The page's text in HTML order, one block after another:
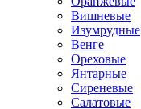
Вишневые
Изумрудные
Венге
Ореховые
Янтарные
Сиреневые
Салатовые